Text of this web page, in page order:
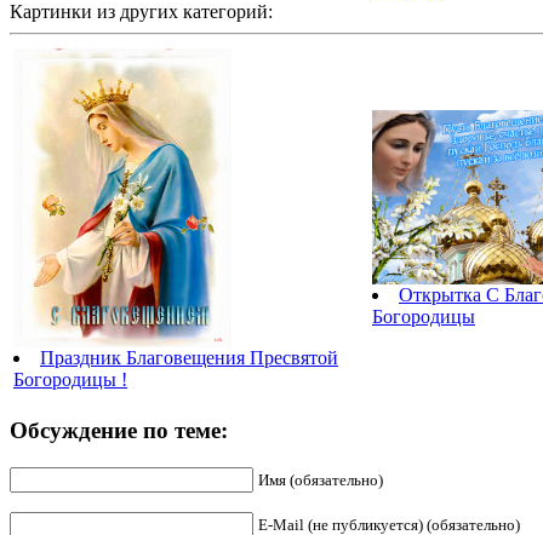
Картинки из других категорий:
Праздник Благовещения Пресвятой
Богородицы !
Открытка С
Богородицы
Обсуждение по теме:
Имя (обязательно)
E-Mail (не публикуется) (обязательно)